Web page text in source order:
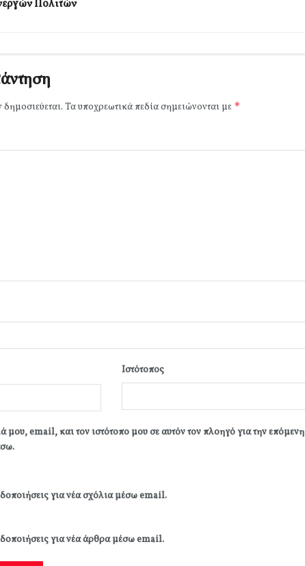
Πολιτών
Τα υποχρεωτικά πεδία σημειώνονται με *
Ιστότοπος
μου, email, και τον ιστότοπο μου σε αυτόν τον πλοηγό για την επόμενη
για νέα σχόλια μέσω email.
για νέα άρθρα μέσω email.